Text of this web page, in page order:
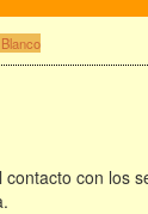
con